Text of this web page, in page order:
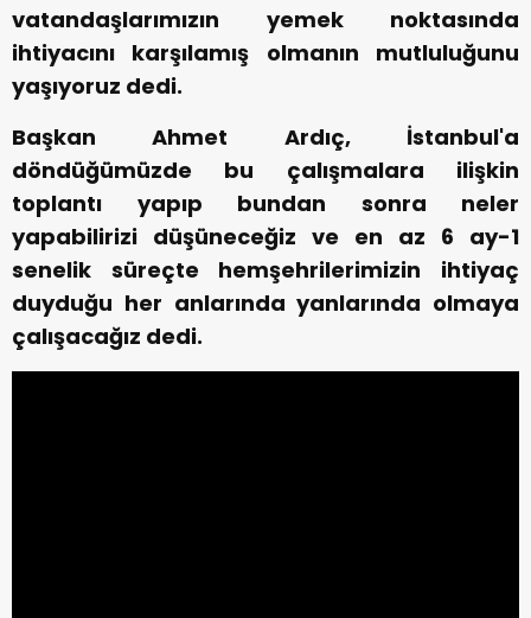
vatandaşlarımızın yemek noktasında
ihtiyacını karşılamış olmanın mutluluğunu
yaşıyoruz dedi.
Başkan Ahmet Ardıç, İstanbul'a
döndüğümüzde bu çalışmalara ilişkin
toplantı yapıp bundan sonra neler
yapabilirizi düşüneceğiz ve en az 6 ay-1
senelik süreçte hemşehrilerimizin ihtiyaç
duyduğu her anlarında yanlarında olmaya
çalışacağız dedi.